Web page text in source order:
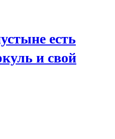
есть
и свой